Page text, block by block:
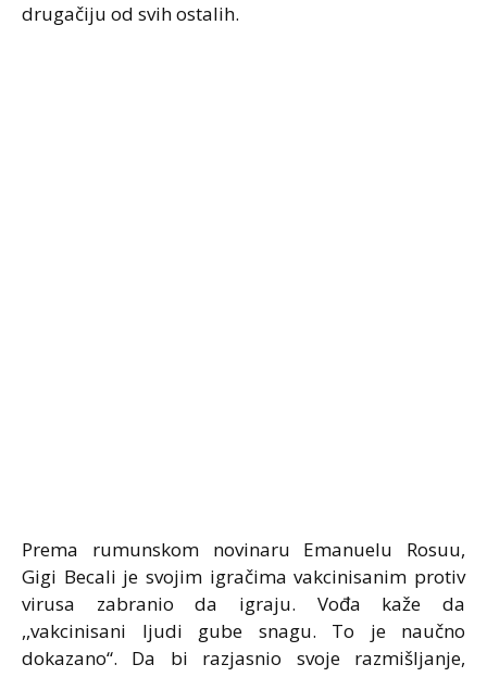
drugačiju od svih ostalih.
Prema rumunskom novinaru Emanuelu Rosuu,
Gigi Becali je svojim igračima vakcinisanim protiv
virusa zabranio da igraju. Vođa kaže da
,,vakcinisani ljudi gube snagu. To je naučno
dokazano“. Da bi razjasnio svoje razmišljanje,